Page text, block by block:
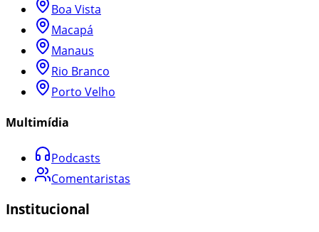
Boa Vista
Macapá
Manaus
Rio Branco
Porto Velho
Multimídia
Podcasts
Comentaristas
Institucional